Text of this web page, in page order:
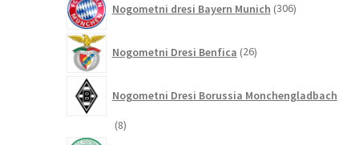
Nogometni dresi Bayern Munich 306izdelkov
Nogometni Dresi Benfica 26izdelkov
Nogometni Dresi Borussia Monchengladbach
88